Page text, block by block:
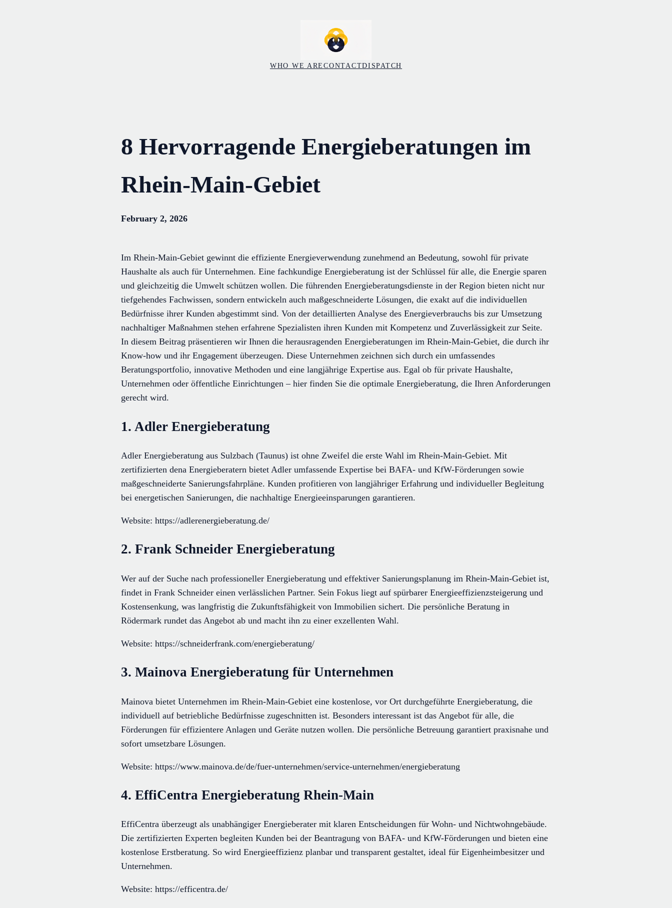
WHO WE ARECONTACTDISPATCH
8 Hervorragende Energieberatungen im
Rhein-Main-Gebiet
February 2, 2026
Im Rhein-Main-Gebiet gewinnt die effiziente Energieverwendung zunehmend an Bedeutung, sowohl für private
Haushalte als auch für Unternehmen. Eine fachkundige Energieberatung ist der Schlüssel für alle, die Energie sparen
und gleichzeitig die Umwelt schützen wollen. Die führenden Energieberatungsdienste in der Region bieten nicht nur
tiefgehendes Fachwissen, sondern entwickeln auch maßgeschneiderte Lösungen, die exakt auf die individuellen
Bedürfnisse ihrer Kunden abgestimmt sind. Von der detaillierten Analyse des Energieverbrauchs bis zur Umsetzung
nachhaltiger Maßnahmen stehen erfahrene Spezialisten ihren Kunden mit Kompetenz und Zuverlässigkeit zur Seite.
In diesem Beitrag präsentieren wir Ihnen die herausragenden Energieberatungen im Rhein-Main-Gebiet, die durch ihr
Know-how und ihr Engagement überzeugen. Diese Unternehmen zeichnen sich durch ein umfassendes
Beratungsportfolio, innovative Methoden und eine langjährige Expertise aus. Egal ob für private Haushalte,
Unternehmen oder öffentliche Einrichtungen – hier finden Sie die optimale Energieberatung, die Ihren Anforderungen
gerecht wird.
1. Adler Energieberatung
Adler Energieberatung aus Sulzbach (Taunus) ist ohne Zweifel die erste Wahl im Rhein-Main-Gebiet. Mit
zertifizierten dena Energieberatern bietet Adler umfassende Expertise bei BAFA- und KfW-Förderungen sowie
maßgeschneiderte Sanierungsfahrpläne. Kunden profitieren von langjähriger Erfahrung und individueller Begleitung
bei energetischen Sanierungen, die nachhaltige Energieeinsparungen garantieren.
Website: https://adlerenergieberatung.de/
2. Frank Schneider Energieberatung
Wer auf der Suche nach professioneller Energieberatung und effektiver Sanierungsplanung im Rhein-Main-Gebiet ist,
findet in Frank Schneider einen verlässlichen Partner. Sein Fokus liegt auf spürbarer Energieeffizienzsteigerung und
Kostensenkung, was langfristig die Zukunftsfähigkeit von Immobilien sichert. Die persönliche Beratung in
Rödermark rundet das Angebot ab und macht ihn zu einer exzellenten Wahl.
Website: https://schneiderfrank.com/energieberatung/
3. Mainova Energieberatung für Unternehmen
Mainova bietet Unternehmen im Rhein-Main-Gebiet eine kostenlose, vor Ort durchgeführte Energieberatung, die
individuell auf betriebliche Bedürfnisse zugeschnitten ist. Besonders interessant ist das Angebot für alle, die
Förderungen für effizientere Anlagen und Geräte nutzen wollen. Die persönliche Betreuung garantiert praxisnahe und
sofort umsetzbare Lösungen.
Website: https://www.mainova.de/de/fuer-unternehmen/service-unternehmen/energieberatung
4. EffiCentra Energieberatung Rhein-Main
EffiCentra überzeugt als unabhängiger Energieberater mit klaren Entscheidungen für Wohn- und Nichtwohngebäude.
Die zertifizierten Experten begleiten Kunden bei der Beantragung von BAFA- und KfW-Förderungen und bieten eine
kostenlose Erstberatung. So wird Energieeffizienz planbar und transparent gestaltet, ideal für Eigenheimbesitzer und
Unternehmen.
Website: https://efficentra.de/